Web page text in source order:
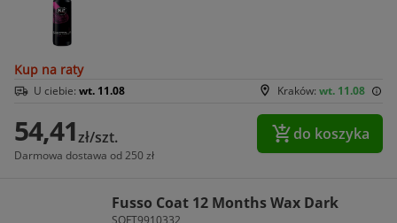
Kup na raty
Kraków: wt. 11.08
U ciebie: wt. 11.08
54,41zł/szt.
Darmowa dostawa od 250 zł
do koszyka
Fusso Coat 12 Months Wax Dark
SOFT9910332